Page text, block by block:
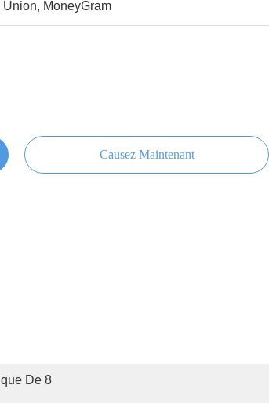
Union, MoneyGram
Causez Maintenant
De 8